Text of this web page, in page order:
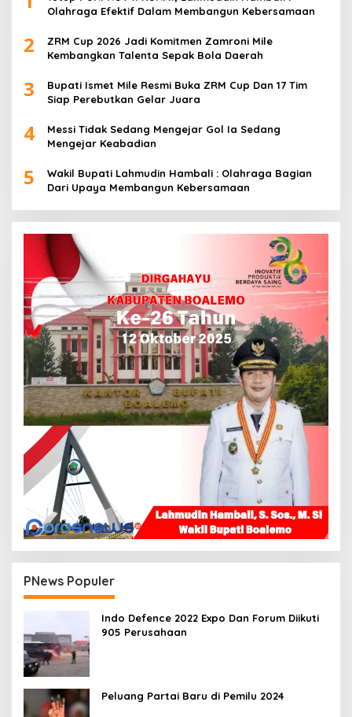
Olahraga Efektif Dalam Membangun Kebersamaan
2
ZRM Cup 2026 Jadi Komitmen Zamroni Mile
Kembangkan Talenta Sepak Bola Daerah
3
Bupati Ismet Mile Resmi Buka ZRM Cup Dan 17 Tim
Siap Perebutkan Gelar Juara
4
Messi Tidak Sedang Mengejar Gol Ia Sedang
Mengejar Keabadian
5
Wakil Bupati Lahmudin Hambali : Olahraga Bagian
Dari Upaya Membangun Kebersamaan
PNews Populer
Indo Defence 2022 Expo Dan Forum Diikuti
905 Perusahaan
Peluang Partai Baru di Pemilu 2024